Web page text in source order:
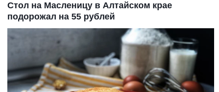
Стол на Масленицу в Алтайском крае
подорожал на 55 рублей